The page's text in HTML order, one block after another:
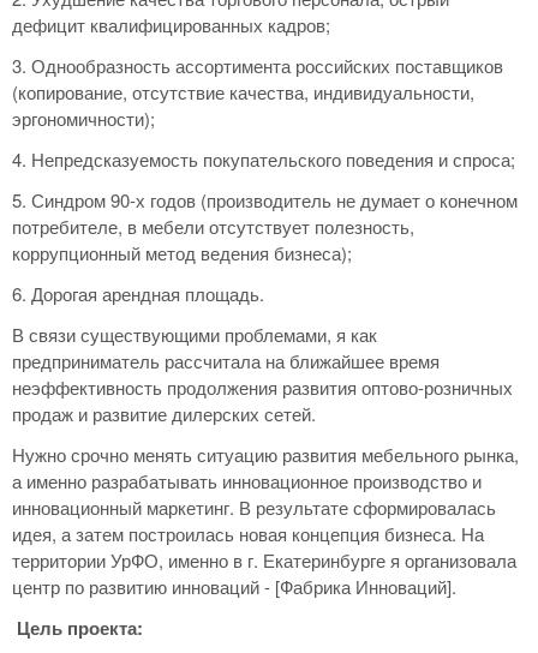
дефицит квалифицированных кадров;
3. Однообразность ассортимента российских поставщиков
(копирование, отсутствие качества, индивидуальности,
эргономичности);
4. Непредсказуемость покупательского поведения и спроса;
5. Синдром 90-х годов (производитель не думает о конечном
потребителе, в мебели отсутствует полезность,
коррупционный метод ведения бизнеса);
6. Дорогая арендная площадь.
В связи существующими проблемами, я как
предприниматель рассчитала на ближайшее время
неэффективность продолжения развития оптово-розничных
продаж и развитие дилерских сетей.
Нужно срочно менять ситуацию развития мебельного рынка,
а именно разрабатывать инновационное производство и
инновационный маркетинг. В результате сформировалась
идея, а затем построилась новая концепция бизнеса. На
территории УрФО, именно в г. Екатеринбурге я организовала
центр по развитию инноваций - [Фабрика Инноваций].
Цель проекта: